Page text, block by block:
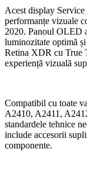
Acest display
performanțe vizuale
2020. Panoul OLED
luminozitate optimă
Retina XDR cu True
experiență vizuală
Compatibil cu toate
A2410, A2411,
standardele tehnice
include accesorii
componente.